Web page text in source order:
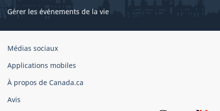
Gérer les événements de la vie
Organisation
gouvernement
du
Canada
Médias sociaux
Applications mobiles
À propos de Canada.ca
Avis